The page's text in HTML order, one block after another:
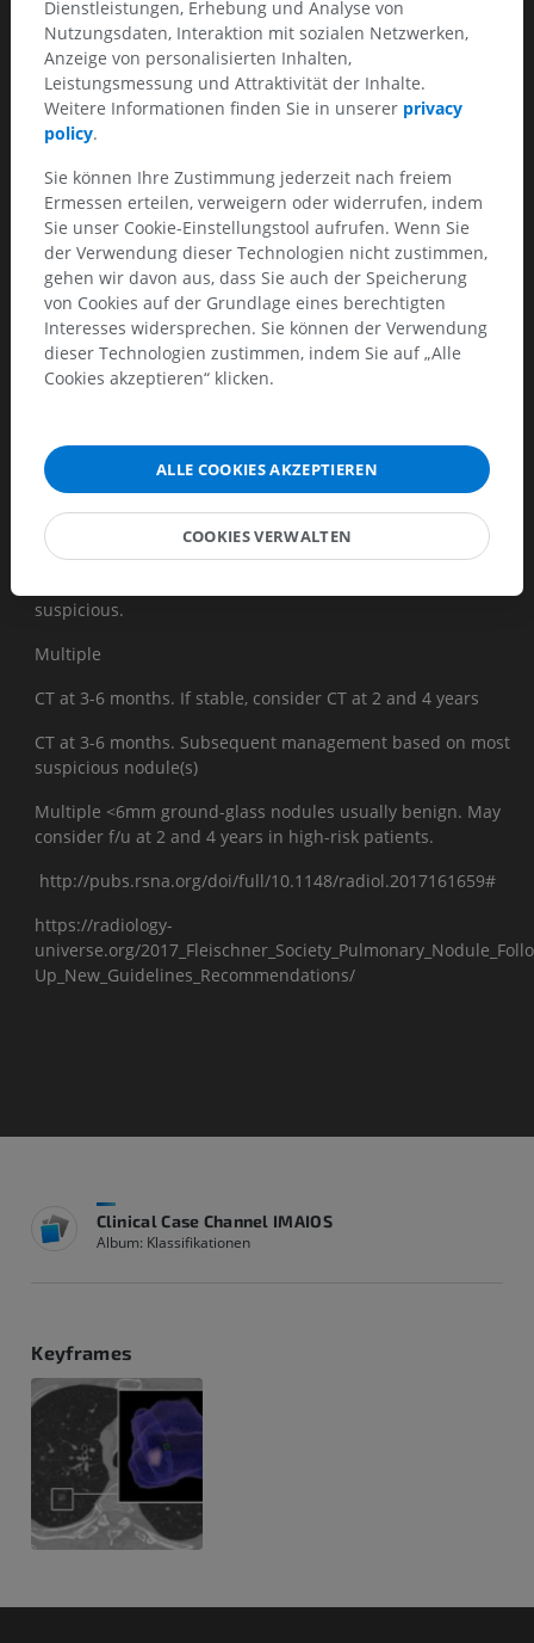
<6mm
≥6 mm
Notes
Ground glass
No routine f/u
CT at 6-12 mo to confirm persistence, then q 2 years until 5
years
For suspicious nodules <6mm, consider 2 and 4 year f/u.
No routine f/u
CT at 3-6 months to confirm persistence. If stable and <6mm
solid component, then q12 months for 5 years
<6mm part solid nodules too small to be defined. Persistent
suspicious.
Multiple
CT at 3-6 months. If stable, consider CT at 2 and 4 years
CT at 3-6 months. Subsequent management based on most
suspicious nodule(s)
Multiple <6mm ground-glass nodules usually benign. May
consider f/u at 2 and 4 years in high-risk patients.
http://pubs.rsna.org/doi/full/10.1148/radiol.2017161659#
https://radiology-
universe.org/
Up_New_Guidelines_Recommendations/
Clinical Case Channel IMAIOS
Album: Klassifikationen
Keyframes
Dienstleistungen, Erhebung und Analyse von
Nutzungsdaten, Interaktion mit sozialen Netzwerken,
Anzeige von personalisierten Inhalten,
Leistungsmessung und Attraktivität der Inhalte.
Weitere Informationen finden Sie in unserer privacy
policy.
Sie können Ihre Zustimmung jederzeit nach freiem
Ermessen erteilen, verweigern oder widerrufen, indem
Sie unser Cookie-Einstellungstool aufrufen. Wenn Sie
der Verwendung dieser Technologien nicht zustimmen,
gehen wir davon aus, dass Sie auch der Speicherung
von Cookies auf der Grundlage eines berechtigten
Interesses widersprechen. Sie können der Verwendung
dieser Technologien zustimmen, indem Sie auf „Alle
Cookies akzeptieren“ klicken.
ALLE COOKIES AKZEPTIEREN
COOKIES VERWALTEN